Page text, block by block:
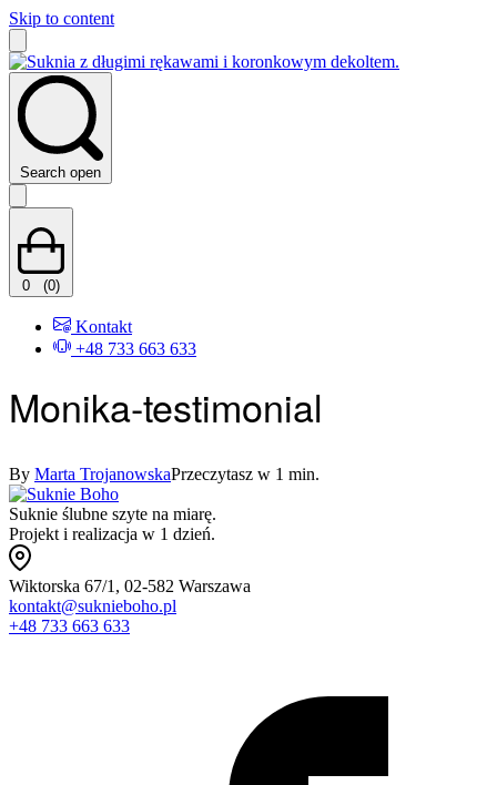
Skip to content
Search open
0 (0)
Kontakt
+48 733 663 633
Monika-testimonial
By Marta TrojanowskaPrzeczytasz w 1 min.
Suknie ślubne szyte na miarę.
Projekt i realizacja w 1 dzień.
Wiktorska 67/1, 02-582 Warszawa
kontakt@suknieboho.pl
+48 733 663 633